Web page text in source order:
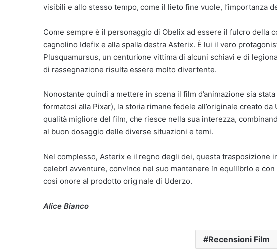
visibili e allo stesso tempo, come il lieto fine vuole, l’importanza
Come sempre è il personaggio di Obelix ad essere il fulcro della
cagnolino Idefix e alla spalla destra Asterix. È lui il vero
Plusquamursus, un centurione vittima di alcuni schiavi e di
di rassegnazione risulta essere molto divertente.
Nonostante quindi a mettere in scena il film d’animazione sia
formatosi alla Pixar), la storia rimane fedele all’originale creato
qualità migliore del film, che riesce nella sua interezza,
al buon dosaggio delle diverse situazioni e temi.
Nel complesso, Asterix e il regno degli dei, questa trasposizione
celebri avventure, convince nel suo mantenere in equilibrio e
così onore al prodotto originale di Uderzo.
Alice Bianco
Recensioni Film